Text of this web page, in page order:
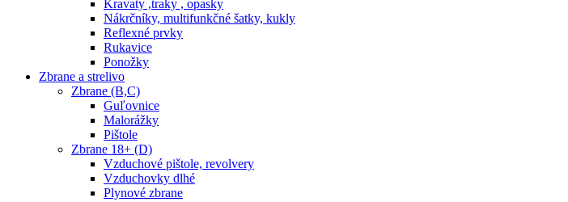
Kravaty ,traky , opasky
Nákrčníky, multifunkčné šatky, kukly
Reflexné prvky
Rukavice
Ponožky
Zbrane a strelivo
Zbrane (B,C)
Guľovnice
Malorážky
Pištole
Zbrane 18+ (D)
Vzduchové pištole, revolvery
Vzduchovky dlhé
Plynové zbrane